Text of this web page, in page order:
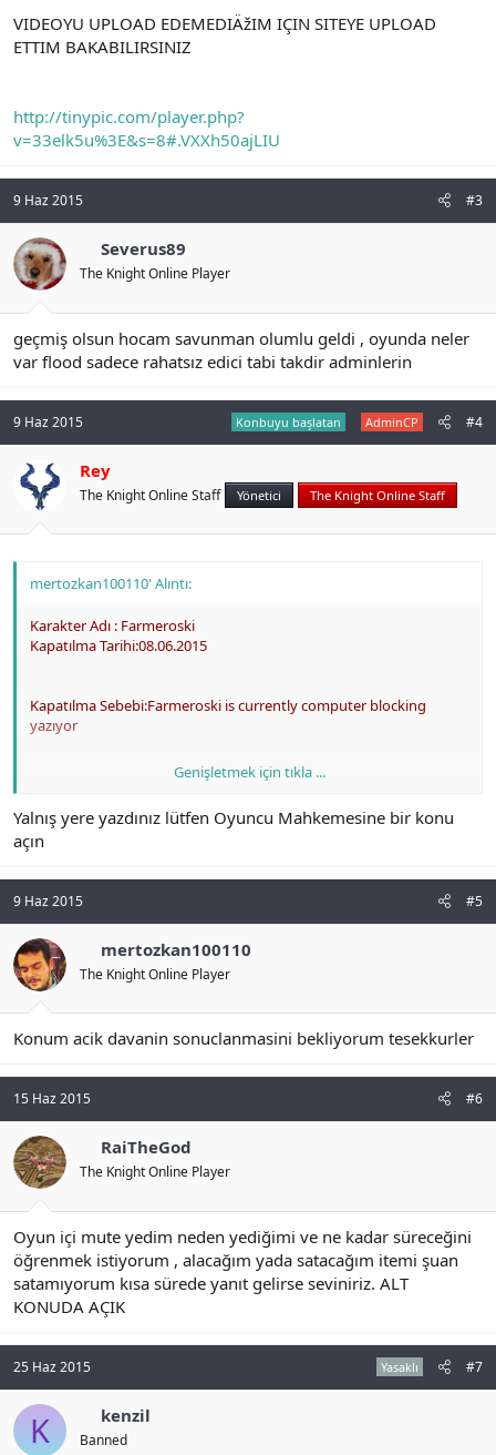
VIDEOYU UPLOAD EDEMEDIÄžIM IÇIN SITEYE UPLOAD
ETTIM BAKABILIRSINIZ
http://tinypic.com/player.php?
v=33elk5u%3E&s=8#.VXXh50ajLIU
9 Haz 2015 #3
Severus89
The Knight Online Player
geçmiş olsun hocam savunman olumlu geldi , oyunda neler
var flood sadece rahatsız edici tabi takdir adminlerin
9 Haz 2015 Konbuyu başlatan AdminCP #4
Rey
The Knight Online Staff Yönetici The Knight Online Staff
mertozkan100110' Alıntı:
Karakter Adı : Farmeroski
Kapatılma Tarihi:08.06.2015
Kapatılma Sebebi:Farmeroski is currently computer blocking
yazıyor
Merhaba bugun charımın banlandıgını gördüm sanırım şikayet
için flood yapma programı vardı ondan oyundaki kullanıcılara pm
atıyordum itemleri daha kolay alıp satabilmek için sürekli item alıp
basıyorum vs . fakat bilmiyordum bunun suç olduğunu onun
dışında hiçbir şekilde illegal birşeye karışmadım mahkemenin
huzurunda birdaha yapmıyıcağıma söz veriyorum tüm oyunda
rahatsız ettiğim arkadaşlardan özür diliyor ve banımın açılmasını
biryandan diğer bilgisayarımla maden yapıyorum . kazandığım
ediyorum.
VIDEOYU UPLOAD EDEMEDIÄžIM IÇIN SITEYE UPLOAD ETTIM
BAKABILIRSINIZ
http://tinypic.com/player.php?v=33elk5u%3E&s=8#.VXXh50ajLIU
Genişletmek için tıkla ...
Yalnış yere yazdınız lütfen Oyuncu Mahkemesine bir konu
açın
9 Haz 2015 #5
mertozkan100110
The Knight Online Player
Konum acik davanin sonuclanmasini bekliyorum tesekkurler
15 Haz 2015 #6
RaiTheGod
The Knight Online Player
Oyun içi mute yedim neden yediğimi ve ne kadar süreceğini
öğrenmek istiyorum , alacağım yada satacağım itemi şuan
satamıyorum kısa sürede yanıt gelirse seviniriz. ALT
KONUDA AÇIK
25 Haz 2015 Yasaklı #7
K kenzil
Banned